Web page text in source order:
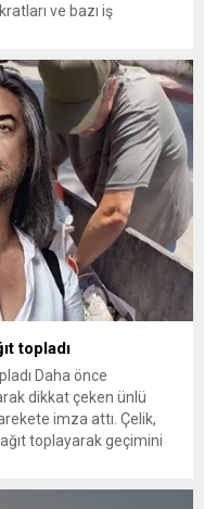
ve bazı iş
İstanbul’da...
topladı
Daha önce
dikkat çeken ünlü
imza attı. Çelik,
toplayarak geçimini